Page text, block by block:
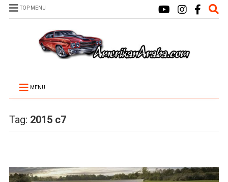
TOP MENU
MENU
Tag: 2015 c7